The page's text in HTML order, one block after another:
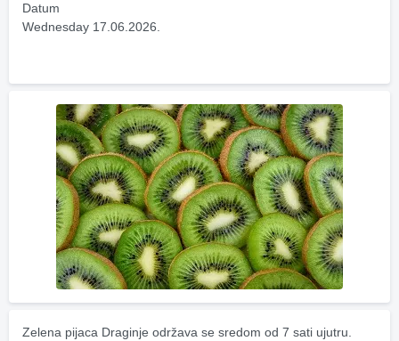
Datum
Wednesday 17.06.2026.
Zelena pijaca Draginje održava se sredom od 7 sati ujutru.